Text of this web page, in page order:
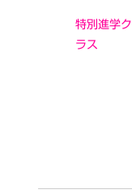
特別進学ク
ラス